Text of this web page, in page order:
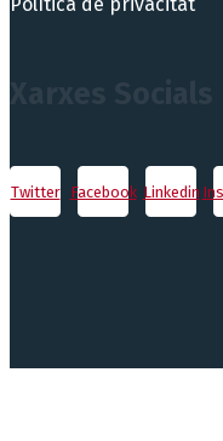
Twitter Facebook Linkedin